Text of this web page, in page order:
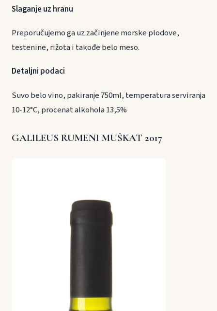
Slaganje uz hranu
Preporučujemo ga uz začinjene morske plodove,
testenine, rižota i takođe belo meso.
Detaljni podaci
Suvo belo vino, pakiranje 750ml, temperatura serviranja
10-12°C, procenat alkohola 13,5%
GALILEUS RUMENI MUŠKAT 2017